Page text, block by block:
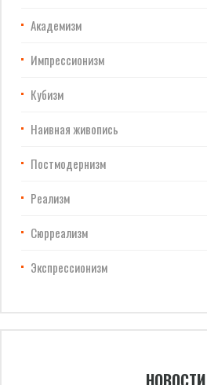
Академизм
Импрессионизм
Кубизм
Наивная живопись
Постмодернизм
Реализм
Сюрреализм
Экспрессионизм
НОВОСТИ